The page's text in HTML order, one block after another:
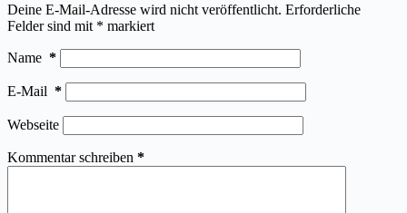
Deine E-Mail-Adresse wird nicht veröffentlicht. Erforderliche
Felder sind mit * markiert
Name *
E-Mail *
Webseite
Kommentar schreiben *